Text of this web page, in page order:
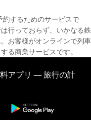
約するためのサービスで
行っておらず、いかなる鉄
お客様がオンラインで列車
る商業サービスです。
アプリ — 旅行の計